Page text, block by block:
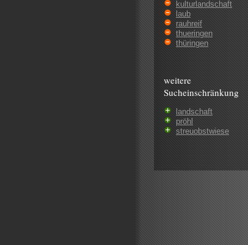
kulturlandschaft
laub
rauhreif
thueringen
thüringen
weitere
Sucheinschränkung
landschaft
pröhl
streuobstwiese